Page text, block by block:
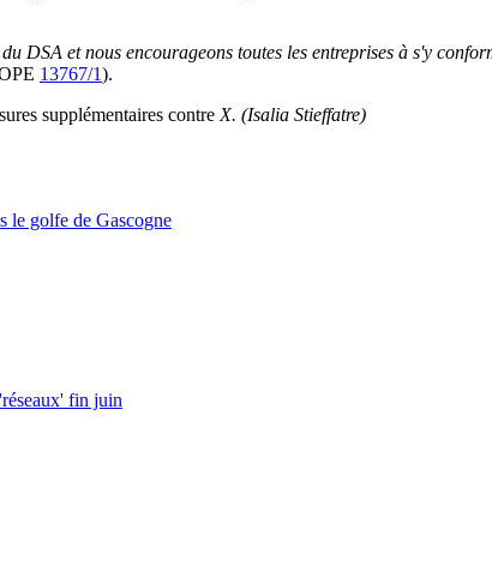
DSA et nous encourageons toutes les entreprises à s'y
13767/1).
supplémentaires contre X. (Isalia Stieffatre)
le golfe de Gascogne
fin juin